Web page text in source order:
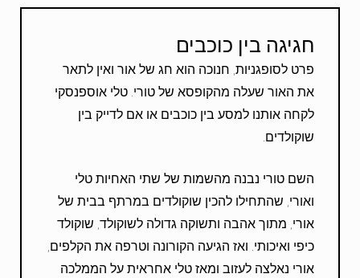
חגיגה בין כוכבים
פרט לסופגניות, חנוכה הוא חג של אור ואין לתאר
את האור שעלה מהקופסא של טורי. טלי אוספנסקי
לקחה אותנו למסע בין כוכבים או אם לדייק בין
שוקולדים.
השם טורי נבנה מהשמות של שתי האחיות טלי
ואורי, שהתחילו להכין שוקולדים במרתף בבית של
אורי, מתוך אהבה ותשוקה גדולה לשוקולד, שוקולד
כיפי ואיכותי. ואז הגיעה הקורונה וטרפה את הקלפים,
אורי נאלצה לעזוב ומאז טלי אחראית על הממלכה